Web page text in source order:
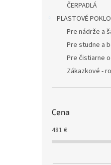
ČERPADLÁ
PLASTOVÉ
Pre nádrže a
Pre studne a
Pre čistiarne
Zákazkové -
Cena
481 €